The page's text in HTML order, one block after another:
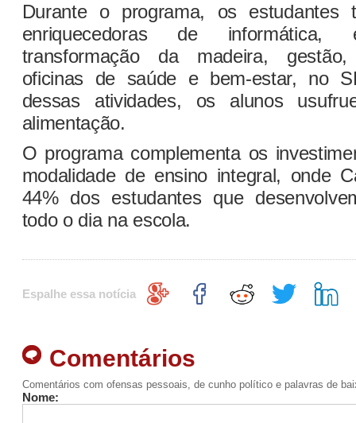
Durante o programa, os estudantes
enriquecedoras de informática,
transformação da madeira,
oficinas de saúde e bem-estar, no
dessas atividades, os alunos
alimentação.
O programa complementa os
modalidade de ensino integral, onde
44% dos estudantes que
todo o dia na escola.
Espalhe essa notícia
Comentários
Comentários com ofensas pessoais, de cunho político e palavras de
Nome: